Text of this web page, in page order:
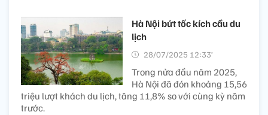
Hà Nội bứt tốc kích cầu du
lịch
28/07/2025 12:33’
Trong nửa đầu năm 2025,
Hà Nội đã đón khoảng 15,56
triệu lượt khách du lịch, tăng 11,8% so với cùng kỳ năm
trước.